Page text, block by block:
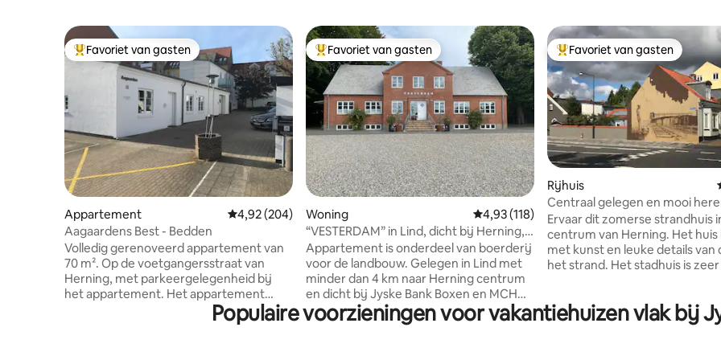
Topfavoriet van gasten
Favoriet van gasten
Appartement Gemiddelde beoordeling van 4,92 op 5, 204 recensies
4,92 (204)
Aagaardens Best - Bedden
Volledig gerenoveerd appartement van
70 m². Op de voetgangersstraat van
Herning, met parkeergelegenheid bij
het appartement. Het appartement
heeft 2 slaapkamers met Continental-
tweepersoonsbedden, een nieuwe
Topfavoriet van gasten
Favoriet van gasten
Woning Gemiddelde beoordeling van 4,93 op 5, 118
4,93 (118)
“VESTERDAM” in Lind, dicht bij Herning,
BOXEN en MCH
Appartement is onderdeel van boerderij
voor de landbouw. Gelegen in Lind met
minder dan 4 km naar Herning centrum
en dicht bij Jyske Bank Boxen en MCH
Herning. Het basisappartement bevindt
zich op de begane grond, met 1
Topfavoriet van gasten
Favoriet van gasten
Rijhuis
Centraal gelegen en mooi
binnenplaats
Ervaar dit zomerse strandhuis
centrum van Herning. Het huis
met kunst en leuke details van
het strand. Het stadhuis is
de stad, op slechts een
afstand van het treinstation,
Populaire voorzieningen voor vakantiehuizen vlak bij